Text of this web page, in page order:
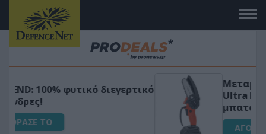
Μεταμόρφωσε τον κήπο σου με το
Ultra Box Μίνι Αλυσοπρίονο με